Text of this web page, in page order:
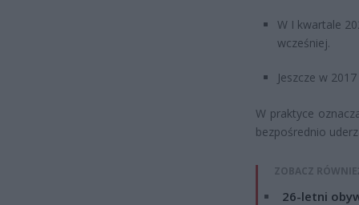
W I kwartale
wcześniej.
Jeszcze w
W praktyce
bezpośrednio
ZOBACZ
26-letni